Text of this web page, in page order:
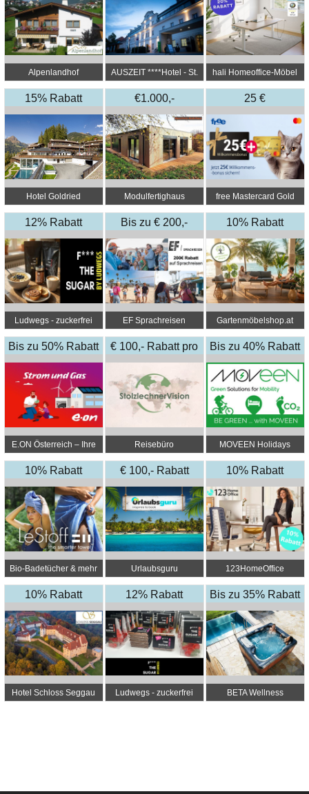
Alpenlandhof
AUSZEIT ****Hotel - St.
hali Homeoffice-Möbel
15% Rabatt
Hotel Goldried
€1.000,-
Gutschein
Modulfertighaus
25 €
Startguthaben*
free Mastercard Gold
12% Rabatt
Ludwegs - zuckerfrei
Bis zu € 200,-
Rabatt
EF Sprachreisen
10% Rabatt
Gartenmöbelshop.at
Bis zu 50% Rabatt
E.ON Österreich – Ihre
Preis
€ 100,- Rabatt pro
Person
Reisebüro
Bis zu 40% Rabatt
+ 5% Rabatt Extra
MOVEEN Holidays
10% Rabatt
Bio-Badetücher & mehr
€ 100,- Rabatt
Urlaubsguru
10% Rabatt
123HomeOffice
10% Rabatt
Hotel Schloss Seggau
12% Rabatt
Ludwegs - zuckerfrei
Bis zu 35% Rabatt
BETA Wellness